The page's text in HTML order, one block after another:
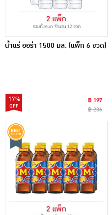
น้ำแร่ ออร่า 1500 มล. (แพ็ก 6 ขวด)
17%
฿ 197
฿ 236